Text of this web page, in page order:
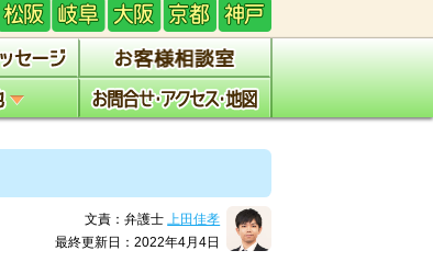
文責：弁護士上田佳孝
最終更新日：2022年4月4日